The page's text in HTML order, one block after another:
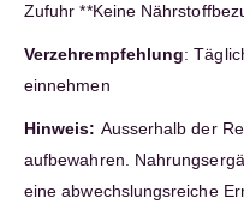
Zufuhr **Keine
Verzehrempfehlung:
einnehmen
Hinweis: Ausserhalb der
aufbewahren.
eine abwechslungsreiche